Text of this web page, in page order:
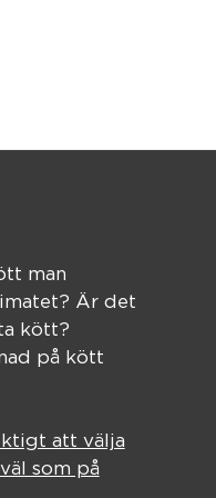
man
Är det
kött?
på kött
att välja
som på